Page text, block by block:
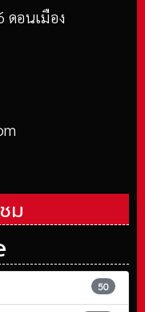
ดอนเมือง
ม
50